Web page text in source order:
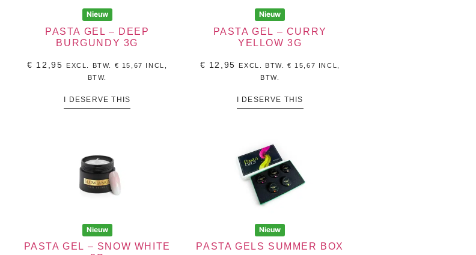
Nieuw
PASTA GEL – DEEP
BURGUNDY 3G
€ 12,95 EXCL. BTW. € 15,67 INCL,
BTW.
I DESERVE THIS
Nieuw
PASTA GEL – CURRY
YELLOW 3G
€ 12,95 EXCL. BTW.€ 15,67 INCL,
BTW.
I DESERVE THIS
Nieuw
PASTA GEL – SNOW WHITE
Nieuw
PASTA GELS SUMMER BOX